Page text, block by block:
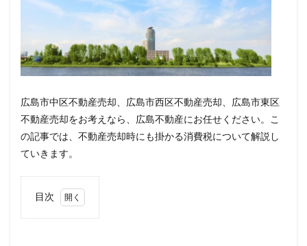
広島市中区不動産売却、広島市西区不動産売却、広島市東区
不動産売却をお考えなら、広島不動産にお任せください。こ
の記事では、不動産売却時にも掛かる消費税について解説し
ていきます。
目次